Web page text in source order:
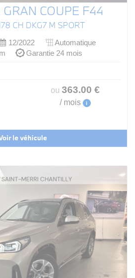
COUPE F44
CH DKG7 M SPORT
12/2022
Automatique
Garantie 24 mois
ou 363.00 €
/ mois i
le véhicule